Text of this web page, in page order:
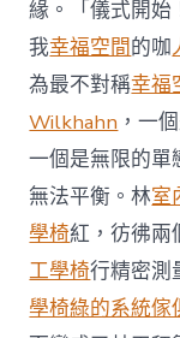
緣。「儀式開始
我幸福空間的咖
為最不對稱幸福
Wilkhahn ，一
一個是無限的單
無法平衡。林室
學椅紅，彷彿兩
工學椅行精密測
學椅綠的系統傢